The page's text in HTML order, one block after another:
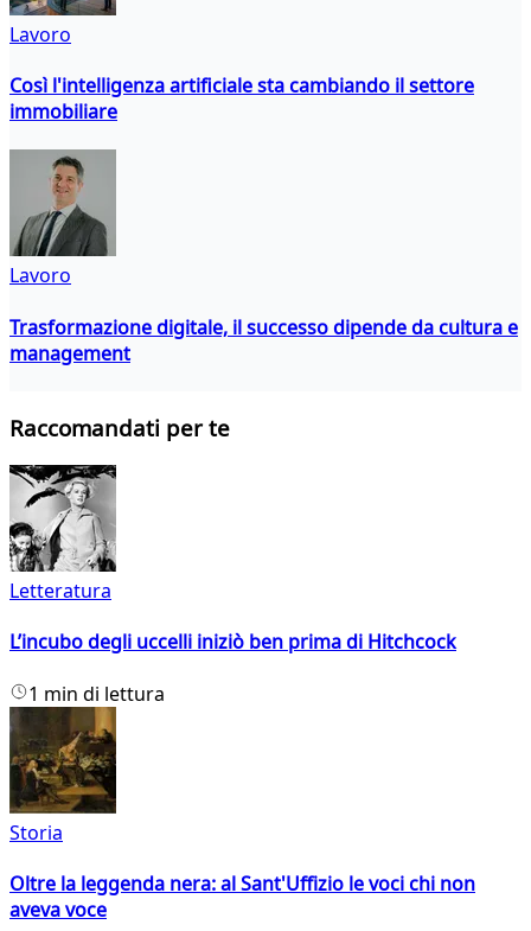
Lavoro
Così l'intelligenza artificiale sta cambiando il settore
immobiliare
Lavoro
Trasformazione digitale, il successo dipende da cultura e
management
Raccomandati per te
Letteratura
L’incubo degli uccelli iniziò ben prima di Hitchcock
1 min di lettura
Storia
Oltre la leggenda nera: al Sant'Uffizio le voci chi non
aveva voce